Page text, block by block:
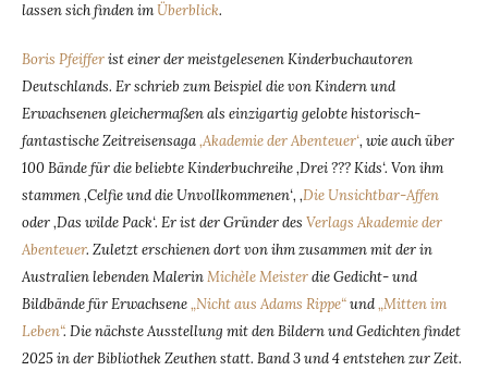
lassen sich finden imÜberblick.
Boris Pfeifferist einer der meistgelesenen Kinderbuchautoren
Deutschlands. Er schrieb zum Beispiel die von Kindern und
Erwachsenen gleichermaßen als einzigartig gelobte historisch-
fantastische Zeitreisensaga‚Akademie der Abenteuer‘, wie auch über
100 Bände für die beliebte Kinderbuchreihe ‚Drei ??? Kids‘. Von ihm
stammen ‚Celfie und die Unvollkommenen‘, ‚Die Unsichtbar-Affen
oder ‚Das wilde Pack‘. Er ist der Gründer des Verlags Akademie der
Abenteuer. Zuletzt erschienen dort von ihm zusammen mit der in
Australien lebenden MalerinMichèle Meisterdie Gedicht- und
Bildbände für Erwachsene„Nicht aus Adams Rippe“und„Mitten im
Leben“. Die nächste Ausstellung mit den Bildern und Gedichten findet
2025 in der Bibliothek Zeuthen statt. Band 3 und 4 entstehen zur Zeit.